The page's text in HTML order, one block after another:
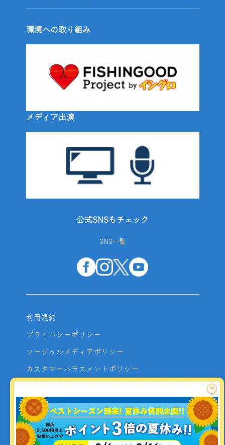
環境への取り組み
メディア出演
公式SNSもチェック
SNS一覧
利用規約
プライバシーポリシー
ソーシャルメディアポリシー
カスタマーハラスメントポリシー
よくあるご質問
お問い合わせ
利用者資金の保全方法
×